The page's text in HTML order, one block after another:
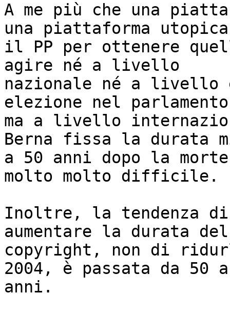
A me più che una
una piattaforma
il PP per ottenere
agire né a livello
nazionale né a livello
elezione nel
ma a livello
Berna fissa la durata
a 50 anni dopo la
molto molto difficile.
Inoltre, la tendenza
aumentare la durata
copyright, non di
2004, è passata da 50
anni.